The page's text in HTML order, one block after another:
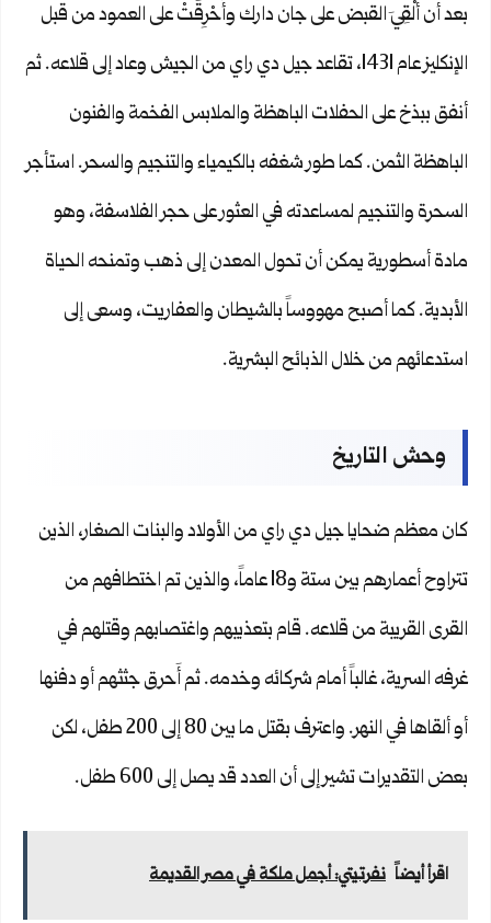
بعد أن أُلْقِيَ القبض على جان دارك وأُحْرِقَتْ على العمود من قبل
الإنكليز عام 1431، تقاعد جيل دي راي من الجيش وعاد إلى قلاعه. ثم
أنفق ببذخ على الحفلات الباهظة والملابس الفخمة والفنون
الباهظة الثمن. كما طور شغفه بالكيمياء والتنجيم والسحر. استأجر
السحرة والتنجيم لمساعدته في العثور على حجر الفلاسفة، وهو
مادة أسطورية يمكن أن تحول المعدن إلى ذهب وتمنحه الحياة
الأبدية. كما أصبح مهووساً بالشيطان والعفاريت، وسعى إلى
استدعائهم من خلال الذبائح البشرية.
وحش التاريخ
كان معظم ضحايا جيل دي راي من الأولاد والبنات الصغار، الذين
تتراوح أعمارهم بين ستة و18 عاماً، والذين تم اختطافهم من
القرى القريبة من قلاعه. قام بتعذيبهم واغتصابهم وقتلهم في
غرفه السرية، غالباً أمام شركائه وخدمه. ثم أَحرق جثثهم أو دفنها
أو ألقاها في النهر. واعترف بقتل ما بين 80 إلى 200 طفل، لكن
بعض التقديرات تشير إلى أن العدد قد يصل إلى 600 طفل.
اقرأ أيضاً نفرتيتي: أجمل ملكة في مصر القديمة